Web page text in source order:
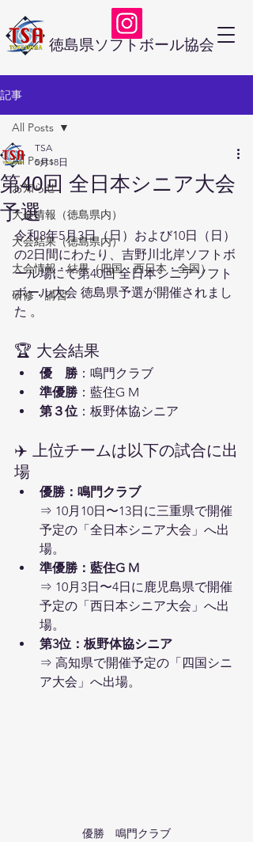
徳島県ソフトボール協会
記事
All Posts
お知らせ
大会情報（徳島県内）
大会結果（徳島県内）
大会情報・結果（四国・西日本・全国）
研修・講習
All Posts
第40回 全日本シニア大会
予選
TSA
5月18日
令和8年5月3日（日）および10日（日）
の2日間にわたり、吉野川北岸ソフトボ
ール場にて第40回 全日本シニアソフト
ボール大会 徳島県予選が開催されまし
た 。
🏆 大会結果
優　勝 ：鳴門クラブ
準優勝 ：藍住G M
第３位 ：板野体協シニア
✈️ 上位チームは以下の試合に出
場
優勝：鳴門クラブ
⇒ 10月10日〜13日に三重県で開催
予定の「全日本シニア大会」へ出
場。
準優勝：藍住G M
⇒ 10月3日〜4日に鹿児島県で開催
予定の「西日本シニア大会」へ出
場。
第3位：板野体協シニア
⇒ 高知県で開催予定の「四国シニ
ア大会」へ出場。
優勝　鳴門クラブ